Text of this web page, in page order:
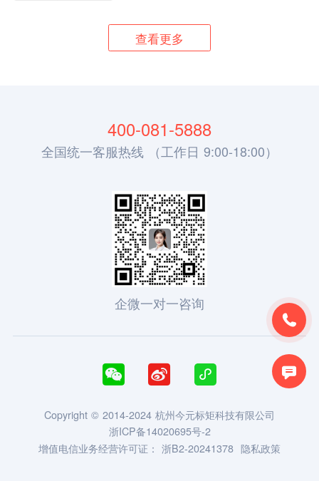
查看更多


400-081-5888
全国统一客服热线 （工作日 9:00-18:00）
企微一对一咨询
  
Copyright © 2014-2024 杭州今元标矩科技有限公司
浙ICP备14020695号-2
增值电信业务经营许可证： 浙B2-20241378 隐私政策